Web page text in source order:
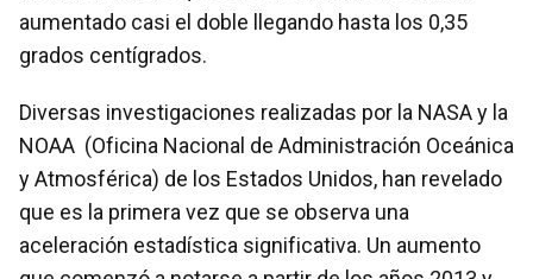
aumentado casi el doble llegando hasta los 0,35
grados centígrados.
Diversas investigaciones realizadas por la NASA y la
NOAA (Oficina Nacional de Administración Oceánica
y Atmosférica) de los Estados Unidos, han revelado
que es la primera vez que se observa una
aceleración estadística significativa. Un aumento